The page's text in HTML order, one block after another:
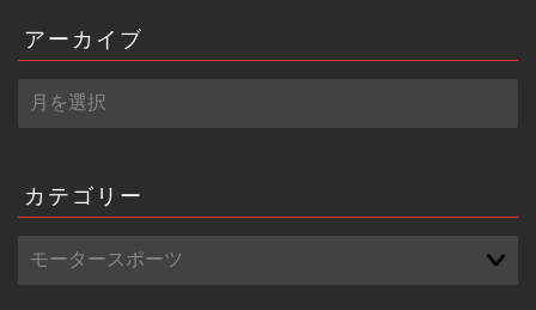
アーカイブ
ー
ブ
カテゴリー